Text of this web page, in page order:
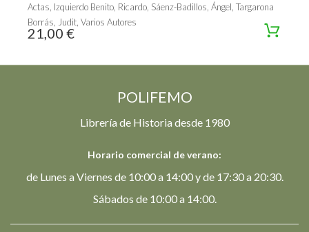
Actas, Izquierdo Benito, Ricardo, Sáenz-Badillos, Ángel, Targarona
Borrás, Judit, Varios Autores
21,00 €
POLIFEMO
Librería de Historia desde 1980
Horario comercial de verano:
de Lunes a Viernes de 10:00 a 14:00 y de 17:30 a 20:30.
Sábados de 10:00 a 14:00.